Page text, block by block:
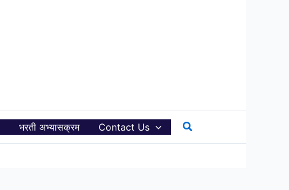
भरती अभ्यासक्रम Contact Us Search